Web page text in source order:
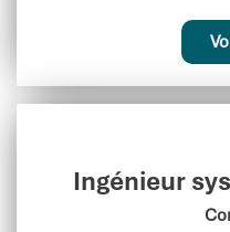
Ingénieur